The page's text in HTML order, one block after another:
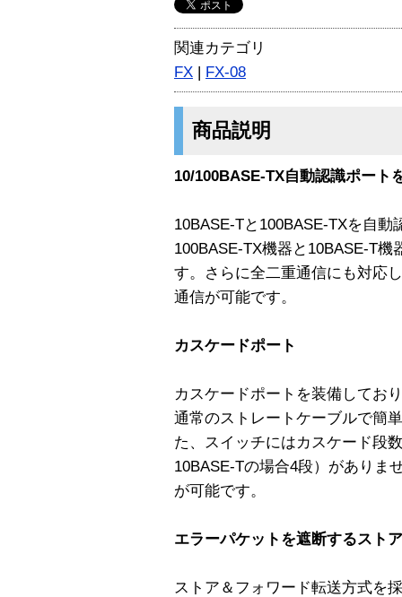
関連カテゴリ
FX | FX-08
商品説明
10/100BASE-TX自動認識ポート
10BASE-Tと100BASE-TXを自
100BASE-TX機器と10BASE-T
す。さらに全二重通信にも対応
通信が可能です。
カスケードポート
カスケードポートを装備してお
通常のストレートケーブルで簡
た、スイッチにはカスケード段
10BASE-Tの場合4段）がありま
が可能です。
エラーパケットを遮断するスト
ストア＆フォワード転送方式を